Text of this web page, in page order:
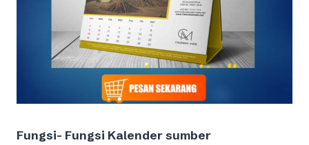
Fungsi- Fungsi Kalender sumber